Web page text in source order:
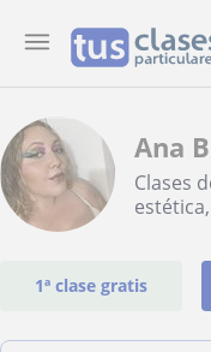
Ana
Clases
1ª clase gratis